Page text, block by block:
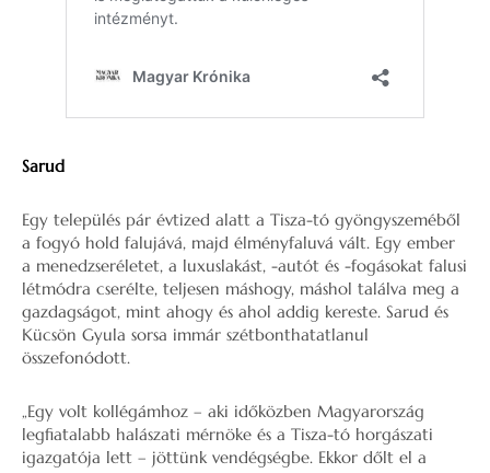
Sarud
Egy település pár évtized alatt a Tisza-tó gyöngyszeméből
a fogyó hold falujává, majd élményfaluvá vált. Egy ember
a menedzseréletet, a luxuslakást, -autót és -fogásokat falusi
létmódra cserélte, teljesen máshogy, máshol találva meg a
gazdagságot, mint ahogy és ahol addig kereste. Sarud és
Kücsön Gyula sorsa immár szétbonthatatlanul
összefonódott.
„Egy volt kollégámhoz – aki időközben Magyarország
legfiatalabb halászati mérnöke és a Tisza-tó horgászati
igazgatója lett – jöttünk vendégségbe. Ekkor dőlt el a